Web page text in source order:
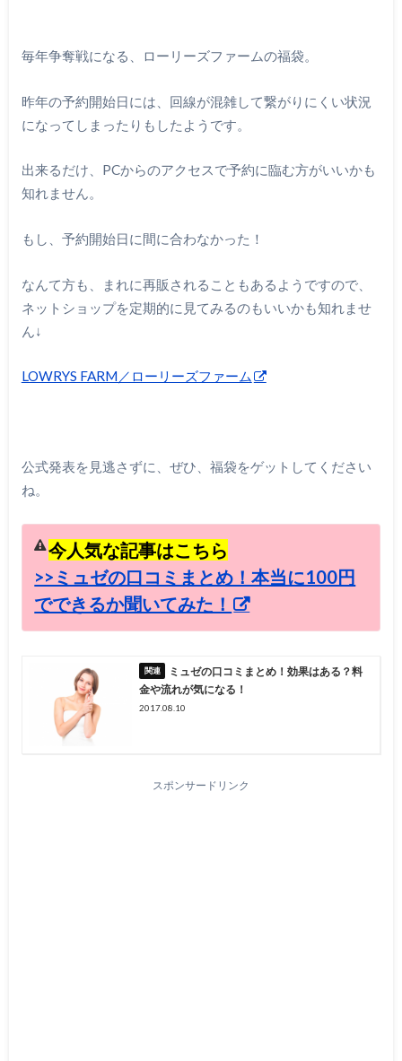
毎年争奪戦になる、ローリーズファームの福袋。
昨年の予約開始日には、回線が混雑して繋がりにくい状況
になってしまったりもしたようです。
出来るだけ、PCからのアクセスで予約に臨む方がいいかも
知れません。
もし、予約開始日に間に合わなかった！
なんて方も、まれに再販されることもあるようですので、
ネットショップを定期的に見てみるのもいいかも知れませ
ん↓
LOWRYS FARM／ローリーズファーム
公式発表を見逃さずに、ぜひ、福袋をゲットしてください
ね。
今人気な記事はこちら
>>ミュゼの口コミまとめ！本当に100円
でできるか聞いてみた！
ミュゼの口コミまとめ！効果はある？料
金や流れが気になる！
2017.08.10
スポンサードリンク